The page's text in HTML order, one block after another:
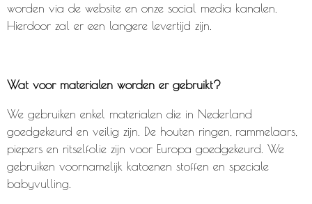
worden via de website en onze social media kanalen.
Hierdoor zal er een langere levertijd zijn.
Wat voor materialen worden er gebruikt?
We gebruiken enkel materialen die in Nederland
goedgekeurd en veilig zijn. De houten ringen, rammelaars,
piepers en ritselfolie zijn voor Europa goedgekeurd. We
gebruiken voornamelijk katoenen stoffen en speciale
babyvulling.